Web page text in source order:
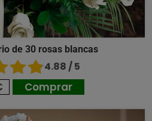
de 30 rosas blancas
4.88 / 5
Comprar